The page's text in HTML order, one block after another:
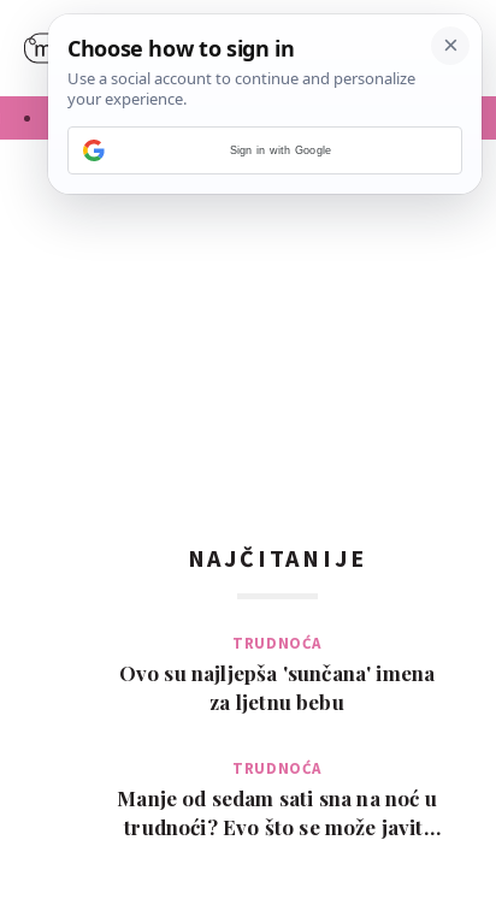
NAJČITANIJE
TRUDNOĆA
Ovo su najljepša 'sunčana' imena
za ljetnu bebu
TRUDNOĆA
Manje od sedam sati sna na noć u
trudnoći? Evo što se može javiti
Sign in with Google